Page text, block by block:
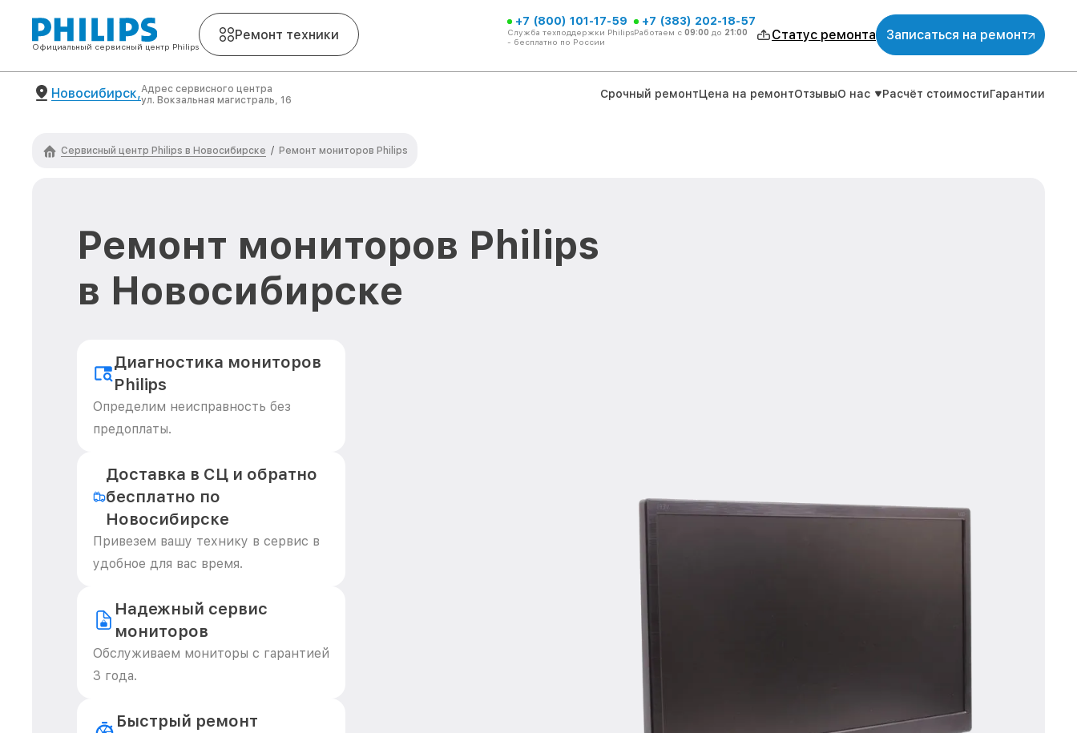
Официальный сервисный центр Philips
Ремонт техники
+7 (800) 101-17-59
Служба техподдержки Philips
- бесплатно по России
+7 (383) 202-18-57
Работаем с 09:00 до 21:00 Статус ремонта Записаться на ремонт
Новосибирск,Адрес сервисного центра
ул. Вокзальная магистраль, 16
Срочный ремонтЦена на ремонтОтзывыО нас Расчёт стоимостиГарантии
Сервисный центр Philips в Новосибирске / Ремонт мониторов Philips
Ремонт мониторов Philips
в Новосибирске
Диагностика мониторов
Philips
Определим неисправность без
предоплаты.
Доставка в СЦ и обратно
бесплатно по
Новосибирске
Привезем вашу технику в сервис в
удобное для вас время.
Надежный сервис
мониторов
Обслуживаем мониторы с гарантией
3 года.
Быстрый ремонт